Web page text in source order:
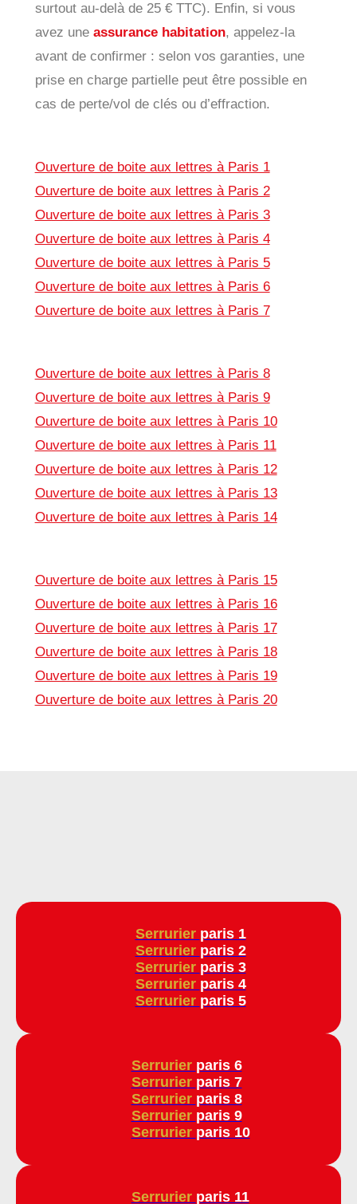
surtout au-delà de 25 € TTC). Enfin, si vous
avez une assurance habitation, appelez-la
avant de confirmer : selon vos garanties, une
prise en charge partielle peut être possible en
cas de perte/vol de clés ou d’effraction.
Ouverture de boite aux lettres à Paris 1
Ouverture de boite aux lettres à Paris 2
Ouverture de boite aux lettres à Paris 3
Ouverture de boite aux lettres à Paris 4
Ouverture de boite aux lettres à Paris 5
Ouverture de boite aux lettres à Paris 6
Ouverture de boite aux lettres à Paris 7
Ouverture de boite aux lettres à Paris 8
Ouverture de boite aux lettres à Paris 9
Ouverture de boite aux lettres à Paris 10
Ouverture de boite aux lettres à Paris 11
Ouverture de boite aux lettres à Paris 12
Ouverture de boite aux lettres à Paris 13
Ouverture de boite aux lettres à Paris 14
Ouverture de boite aux lettres à Paris 15
Ouverture de boite aux lettres à Paris 16
Ouverture de boite aux lettres à Paris 17
Ouverture de boite aux lettres à Paris 18
Ouverture de boite aux lettres à Paris 19
Ouverture de boite aux lettres à Paris 20
Serrurier paris 1
Serrurier paris 2
Serrurier paris 3
Serrurier paris 4
Serrurier paris 5
Serrurier paris 6
Serrurier paris 7
Serrurier paris 8
Serrurier paris 9
Serrurier paris 10
Serrurier paris 11